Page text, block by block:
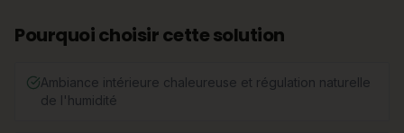
Pourquoi choisir cette solution
Ambiance intérieure chaleureuse et régulation naturelle
de l'humidité